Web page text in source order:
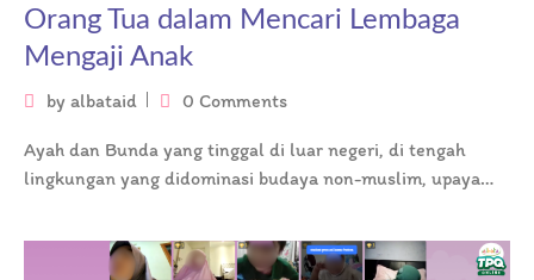
Orang Tua dalam Mencari Lembaga
Mengaji Anak
by albataid 0 Comments
Ayah dan Bunda yang tinggal di luar negeri, di tengah
lingkungan yang didominasi budaya non-muslim, upaya